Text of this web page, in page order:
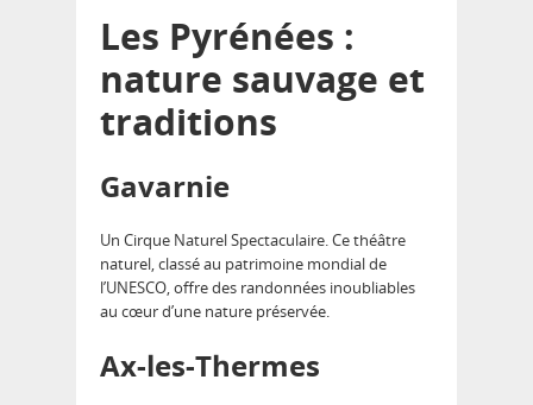
Les Pyrénées :
nature sauvage et
traditions
Gavarnie
Un Cirque Naturel Spectaculaire. Ce théâtre
naturel, classé au patrimoine mondial de
l’UNESCO, offre des randonnées inoubliables
au cœur d’une nature préservée.
Ax-les-Thermes